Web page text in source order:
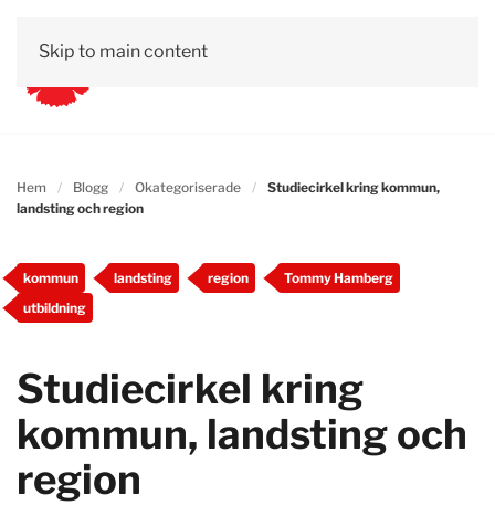
Skip to main content
Hem Blogg Okategoriserade
Studiecirkel kring kommun,
landsting och region
kommun landsting region
Tommy Hamberg
utbildning
Studiecirkel kring
kommun, landsting och
region